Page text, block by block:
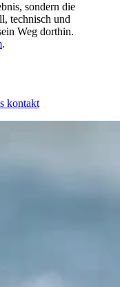
sondern die
technisch und
Weg dorthin.
.
kontakt